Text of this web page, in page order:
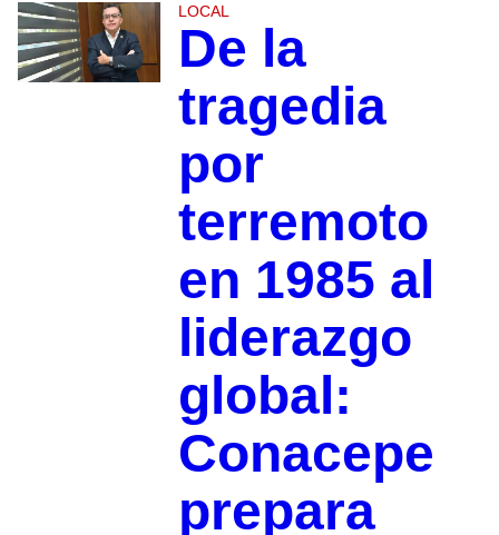
LOCAL
De la
tragedia
por
terremoto
en 1985 al
liderazgo
global:
Conacepe
prepara